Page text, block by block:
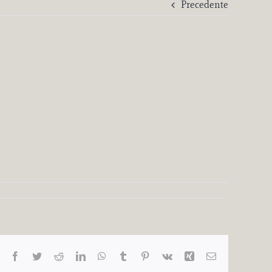
Precedente
Facebook
TwitterRedditLinkedInWhatsApp
Tumblr Pinterest
Vk Xing Email